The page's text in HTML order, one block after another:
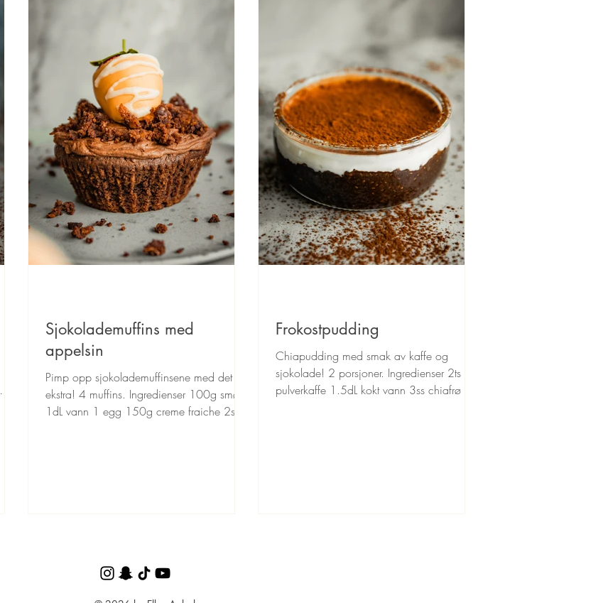
Sjokolademuffins med
appelsin
Pimp opp sjokolademuffinsene med det lille
ekstra! 4 muffins. Ingredienser 100g smør
1dL vann 1 egg 150g creme fraiche 2ss
Frokostpudding
Chiapudding med smak av kaffe og
sjokolade! 2 porsjoner. Ingredienser 2ts
pulverkaffe 1.5dL kokt vann 3ss chiafrø 1ss